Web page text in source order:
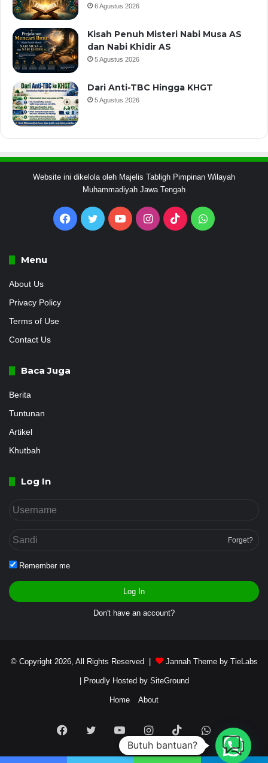
6 Agustus 2026
Kisah Penuh Misteri Nabi Musa AS
dan Nabi Khidir AS
5 Agustus 2026
Dari Anti-TBC Hingga KHGT
5 Agustus 2026
Website ini dikelola oleh Majelis Tabligh Pimpinan Wilayah
Muhammadiyah Jawa Tengah
Facebook
Twitter YouTubeInstagram
TikTokWhatsApp
Menu
About Us
Privacy Policy
Terms of Use
Contact Us
Baca Juga
Berita
Tuntunan
Artikel
Khutbah
Log In
Forget?
Remember me
Log In
Don't have an account?
© Copyright 2026, All Rights Reserved | Jannah Theme by TieLabs
| Proudly Hosted by SiteGround
Home About
Facebook
Twitter YouTubeInstagramTikTokWhatsApp
Butuh bantuan?